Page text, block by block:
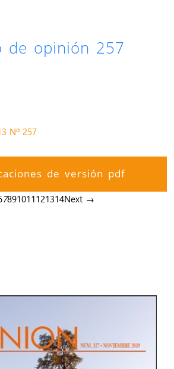
de opinión 257
Nº 257
de versión pdf
7891011121314Next →